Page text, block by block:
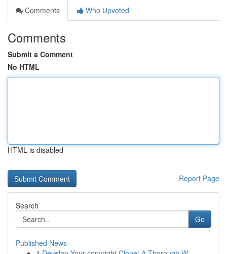
Comments
Who Upvoted
Comments
Submit a Comment
No HTML
HTML is disabled
Report Page
Search
Go
Published News